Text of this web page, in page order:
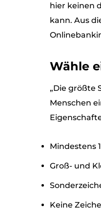
hier keinen
kann. Aus
Wähle
„Die größte
Menschen
Mindestens
Groß- und
Keine